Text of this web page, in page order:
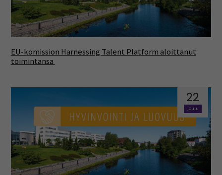
EU-komission Harnessing Talent Platform aloittanut
toimintansa
22
joulu